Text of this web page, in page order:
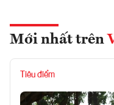
Mới nhất trên
Tiêu điểm